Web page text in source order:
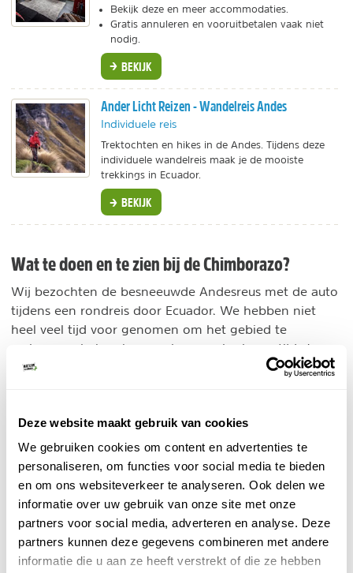
Deze website maakt gebruik van cookies
We gebruiken cookies om content en advertenties te
personaliseren, om functies voor social media te bieden
en om ons websiteverkeer te analyseren. Ook delen we
informatie over uw gebruik van onze site met onze
partners voor social media, adverteren en analyse. Deze
partners kunnen deze gegevens combineren met andere
informatie die u aan ze heeft verstrekt of die ze hebben
Bekijk deze en meer accommodaties.
Gratis annuleren en vooruitbetalen vaak niet
nodig.
BEKIJK
Ander Licht Reizen - Wandelreis Andes
Individuele reis
Trektochten en hikes in de Andes. Tijdens deze
individuele wandelreis maak je de mooiste
trekkings in Ecuador.
BEKIJK
Wat te doen en te zien bij de Chimborazo?
Wij bezochten de besneeuwde Andesreus met de auto
tijdens een rondreis door Ecuador. We hebben niet
heel veel tijd voor genomen om het gebied te
verkennen, helaas is er vaak een gebrek aan tijd. Je
kunt er bijvoorbeeld erg mooi wandelen en fietsen en
1. Wandelen
Vanaf het bezoekerscentrum voert een 8 kilometer
lange weg naar de op 4.800 meter hoogte gelegen
Refugio Hermanos Carrel. Het bruingele gesteente
maakt plaats voor roodgrijs puin en grote lavablokken
liggen verspreid in het landschap. In de hut kan je iets
drinken of eten. Met gewone wandelkleren kan je nog